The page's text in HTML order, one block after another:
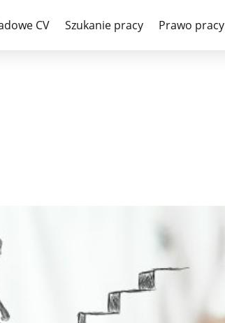
CV Szukanie pracy Prawo pracy
praktyk?